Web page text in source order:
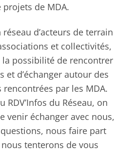
de MDA.
réseau d’acteurs de terrain
et collectivités,
possibilité de rencontrer
et d’échanger autour des
par les MDA.
RDV’Infos du Réseau, on
venir échanger avec nous,
nous faire part
tenterons de vous